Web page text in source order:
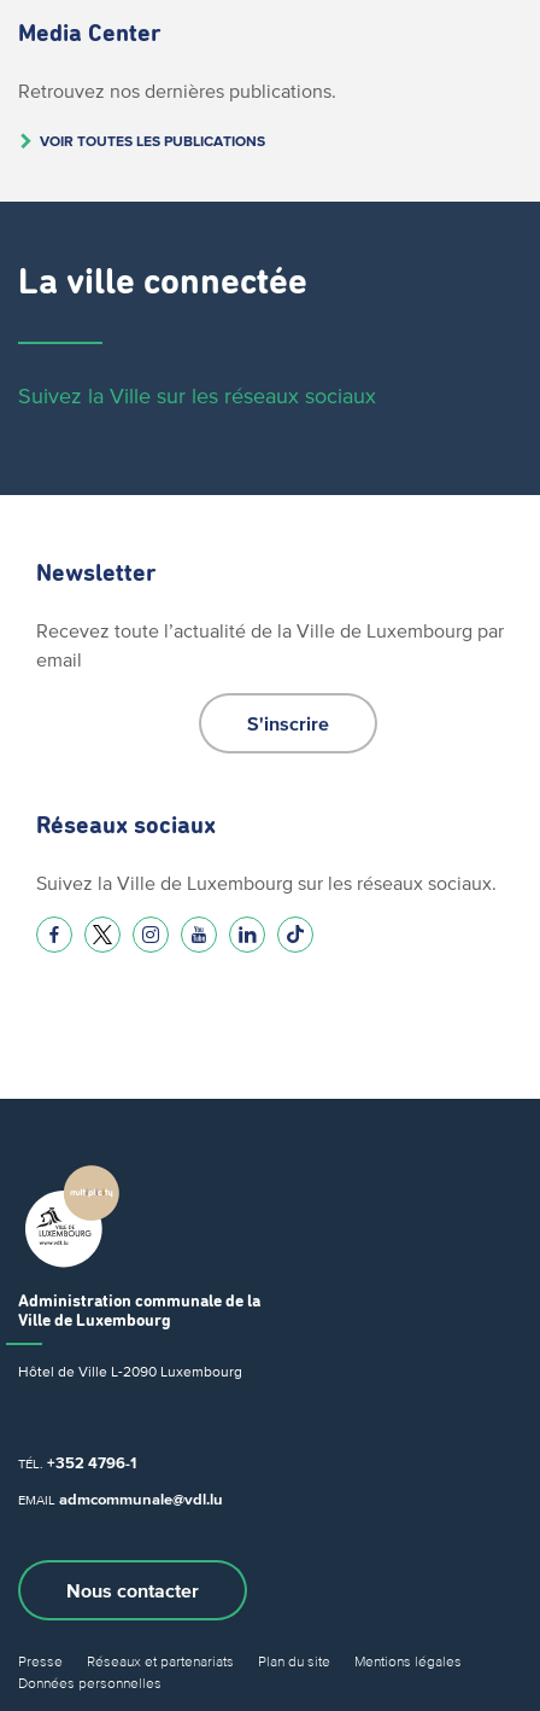
Media Center
Retrouvez nos dernières publications.
VOIR TOUTES LES PUBLICATIONS
La ville connectée
Suivez la Ville sur les réseaux sociaux
Newsletter
Recevez toute l’actualité de la Ville de Luxembourg par
email
S'inscrire
Réseaux sociaux
Suivez la Ville de Luxembourg sur les réseaux sociaux.
Administration communale de la
Ville de Luxembourg
Hôtel de Ville L-2090 Luxembourg
TÉL. +352 4796-1
EMAIL admcommunale@vdl.lu
Nous contacter
Presse Réseaux et partenariats Plan du site
Mentions légales
Données personnelles